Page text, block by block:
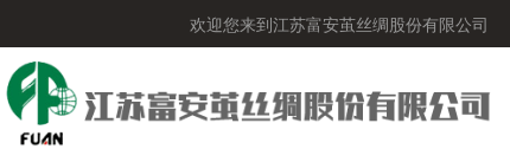
欢迎您来到江苏富安茧丝绸股份有限公司